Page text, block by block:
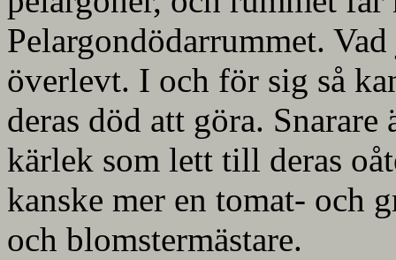
Pelargondödarrummet.
överlevt. I och för sig så
deras död att göra.
kärlek som lett till deras
kanske mer en tomat- och
och blomstermästare.